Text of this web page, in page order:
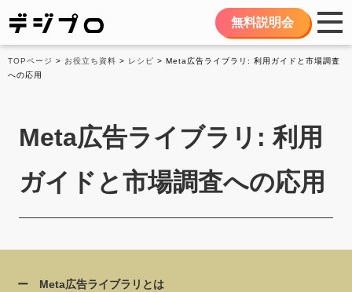
無料説明会
TOPページ > お役立ち資料 > レシピ > Meta広告ライブラリ: 利用ガイドと市場調査
への応用
Meta広告ライブラリ: 利用
ガイドと市場調査への応用
Meta広告ライブラリとは